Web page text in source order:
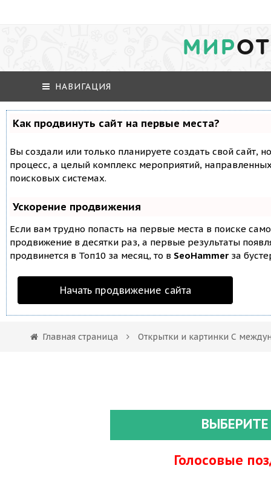
МИР
НАВИГАЦИЯ
Как продвинуть сайт на первые места?
Вы создали или только планируете создать свой сайт,
процесс, а целый комплекс мероприятий,
поисковых системах.
Ускорение продвижения
Если вам трудно попасть на первые места в поиске
продвижение в десятки раз, а первые результаты
продвинется в Топ10 за месяц, то в SeoHammer за
Начать продвижение сайта
Главная страница Открытки и картинки С
Голосовые